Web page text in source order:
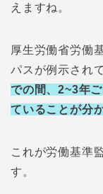
えますね。
厚生労働省労働
パスが例示され
での間、2~3年
ていることが分
これが労働基準
す。